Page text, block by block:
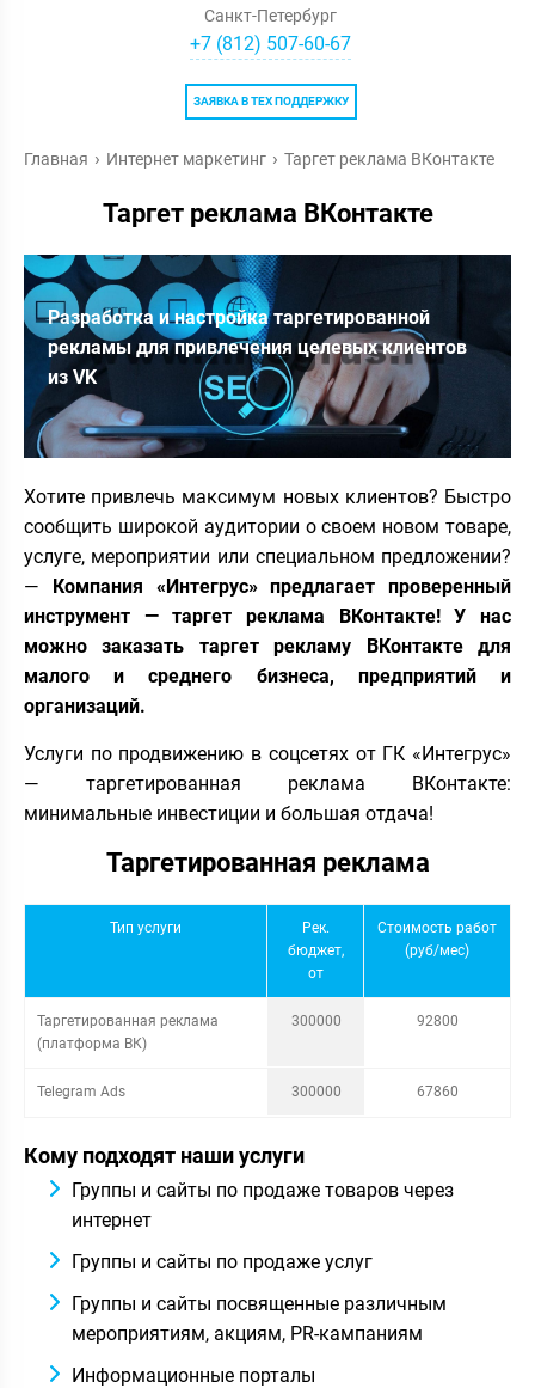
Санкт-Петербург
+7 (812) 507-60-67
ЗАЯВКА В ТЕХ ПОДДЕРЖКУ
Главная Интернет маркетинг Таргет реклама ВКонтакте
Таргет реклама ВКонтакте
Разработка и настройка таргетированной
рекламы для привлечения целевых клиентов
из VK
Хотите привлечь максимум новых клиентов? Быстро
сообщить широкой аудитории о своем новом товаре,
услуге, мероприятии или специальном предложении?
— Компания «Интегрус» предлагает проверенный
инструмент — таргет реклама ВКонтакте! У нас
можно заказать таргет рекламу ВКонтакте для
малого и среднего бизнеса, предприятий и
организаций.
Услуги по продвижению в соцсетях от ГК «Интегрус»
— таргетированная реклама ВКонтакте:
минимальные инвестиции и большая отдача!
Таргетированная реклама
Тип услуги
Рек.
бюджет,
от
Стоимость работ
(руб/мес)
Таргетированная реклама
(платформа ВК)
300000 92800
Telegram Ads 300000 67860
Кому подходят наши услуги
Группы и сайты по продаже товаров через
интернет
Группы и сайты по продаже услуг
Группы и сайты посвященные различным
мероприятиям, акциям, PR-кампаниям
Информационные порталы